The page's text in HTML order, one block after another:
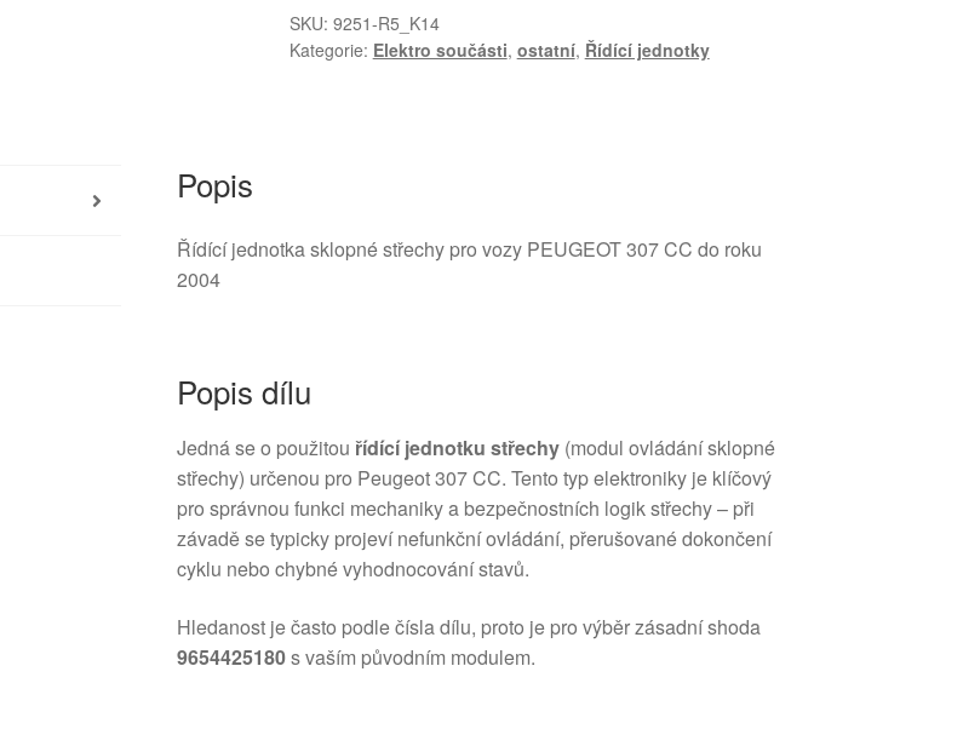
307
CC
SKU: 9251-R5_K14
Kategorie: Elektro součásti, ostatní, Řídící jednotky
Popis
Řídící jednotka sklopné střechy pro vozy PEUGEOT 307 CC do roku
2004
Popis dílu
Jedná se o použitou řídící jednotku střechy (modul ovládání sklopné
střechy) určenou pro Peugeot 307 CC. Tento typ elektroniky je klíčový
pro správnou funkci mechaniky a bezpečnostních logik střechy – při
závadě se typicky projeví nefunkční ovládání, přerušované dokončení
cyklu nebo chybné vyhodnocování stavů.
Hledanost je často podle čísla dílu, proto je pro výběr zásadní shoda
9654425180s vaším původním modulem.